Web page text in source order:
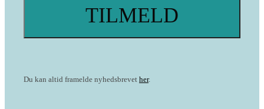
Du kan altid framelde nyhedsbrevet her.